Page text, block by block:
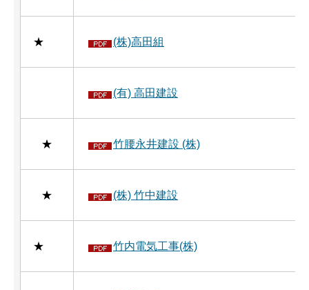
★ (株)高田組
(有) 高田建設
★ 竹腰永井建設 (株)
★ (株) 竹中建設
★ 竹内電気工事(株)